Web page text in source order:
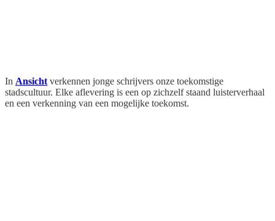
In Ansicht verkennen jonge schrijvers onze toekomstige
stadscultuur. Elke aflevering is een op zichzelf staand luisterverhaal
en een verkenning van een mogelijke toekomst.